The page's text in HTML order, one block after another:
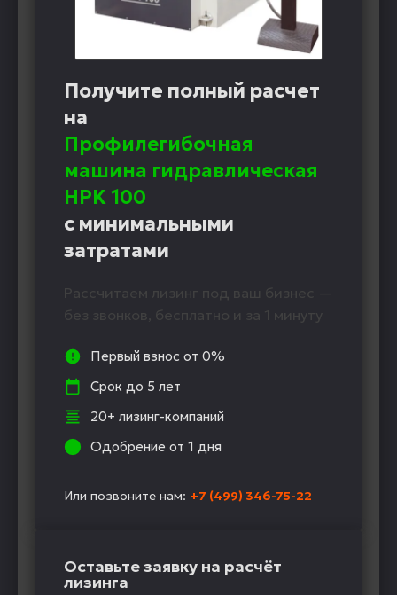
Получите полный расчет
на
Профилегибочная
машина гидравлическая
HPK 100
с минимальными
затратами
Рассчитаем лизинг под ваш бизнес —
без звонков, бесплатно и за 1 минуту
Первый взнос от 0%
Срок до 5 лет
20+ лизинг-компаний
Одобрение от 1 дня
Или позвоните нам: +7 (499) 346-75-22
Оставьте заявку на расчёт
лизинга